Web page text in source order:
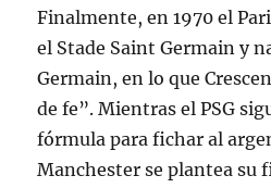
Finalmente, en 1970 el
el Stade Saint Germain y
Germain, en lo que
de fe”. Mientras el PSG
fórmula para fichar al
Manchester se plantea su